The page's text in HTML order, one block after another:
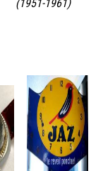
(1951-1961)